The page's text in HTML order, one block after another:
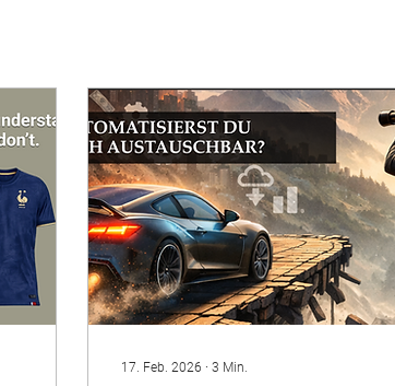
17. Feb. 2026 ∙ 3 Min.